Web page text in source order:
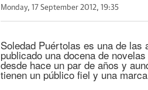
Monday, 17 September 2012, 19:35
Soledad Puértolas es una de
publicado una docena de
desde hace un par de años y
tienen un público fiel y una